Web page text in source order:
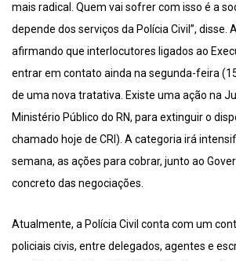
mais radical. Quem vai sofrer com isso é a
depende dos serviços da Polícia Civil”, disse.
afirmando que interlocutores ligados ao
entrar em contato ainda na segunda-feira
de uma nova tratativa. Existe uma ação na
Ministério Público do RN, para extinguir o
chamado hoje de CRI). A categoria irá
semana, as ações para cobrar, junto ao
concreto das negociações.
Atualmente, a Polícia Civil conta com um
policiais civis, entre delegados, agentes e